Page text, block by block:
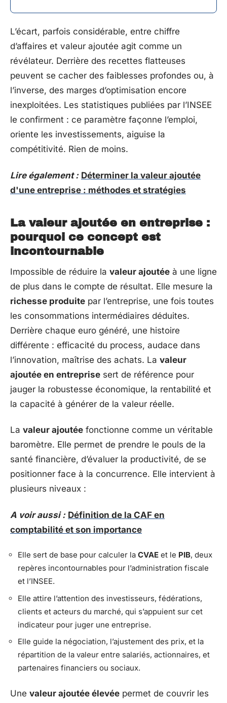
L’écart, parfois considérable, entre chiffre
d’affaires et valeur ajoutée agit comme un
révélateur. Derrière des recettes flatteuses
peuvent se cacher des faiblesses profondes ou, à
l’inverse, des marges d’optimisation encore
inexploitées. Les statistiques publiées par l’INSEE
le confirment : ce paramètre façonne l’emploi,
oriente les investissements, aiguise la
compétitivité. Rien de moins.
Lire également : Déterminer la valeur ajoutée
d'une entreprise : méthodes et stratégies
La valeur ajoutée en entreprise :
pourquoi ce concept est
incontournable
Impossible de réduire la valeur ajoutée à une ligne
de plus dans le compte de résultat. Elle mesure la
richesse produite par l’entreprise, une fois toutes
les consommations intermédiaires déduites.
Derrière chaque euro généré, une histoire
différente : efficacité du process, audace dans
l’innovation, maîtrise des achats. La valeur
ajoutée en entreprise sert de référence pour
jauger la robustesse économique, la rentabilité et
la capacité à générer de la valeur réelle.
La valeur ajoutée fonctionne comme un véritable
baromètre. Elle permet de prendre le pouls de la
santé financière, d’évaluer la productivité, de se
positionner face à la concurrence. Elle intervient à
plusieurs niveaux :
A voir aussi : Définition de la CAF en
comptabilité et son importance
Elle sert de base pour calculer la CVAE et le PIB, deux
repères incontournables pour l’administration fiscale
et l’INSEE.
Elle attire l’attention des investisseurs, fédérations,
clients et acteurs du marché, qui s’appuient sur cet
indicateur pour juger une entreprise.
Elle guide la négociation, l’ajustement des prix, et la
répartition de la valeur entre salariés, actionnaires, et
partenaires financiers ou sociaux.
Une valeur ajoutée élevée permet de couvrir les